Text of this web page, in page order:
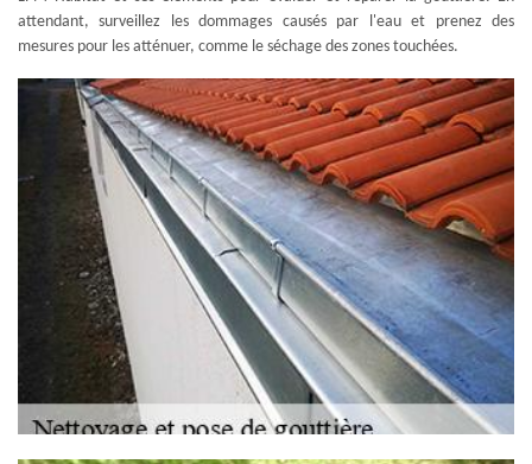
attendant, surveillez les dommages causés par l'eau et prenez des
mesures pour les atténuer, comme le séchage des zones touchées.